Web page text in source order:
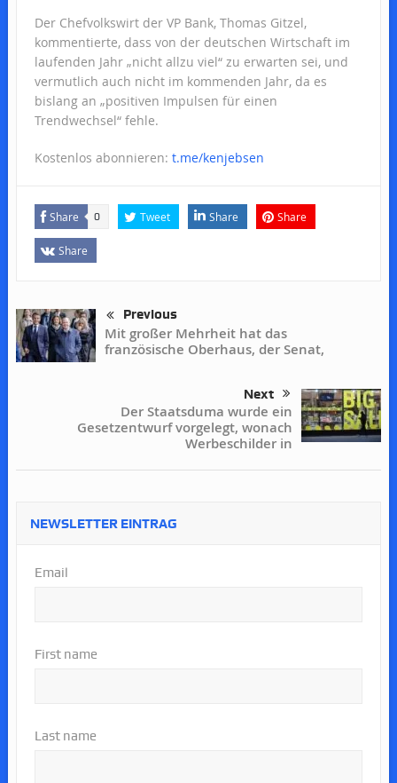
Der Chefvolkswirt der VP Bank, Thomas Gitzel,
kommentierte, dass von der deutschen Wirtschaft im
laufenden Jahr „nicht allzu viel“ zu erwarten sei, und
vermutlich auch nicht im kommenden Jahr, da es
bislang an „positiven Impulsen für einen
Trendwechsel“ fehle.
Kostenlos abonnieren: t.me/kenjebsen
Share 0 Tweet Share Share
Share
Previous
Mit großer Mehrheit hat das
französische Oberhaus, der Senat,
Next
Der Staatsduma wurde ein
Gesetzentwurf vorgelegt, wonach
Werbeschilder in
NEWSLETTER EINTRAG
Email
First name
Last name